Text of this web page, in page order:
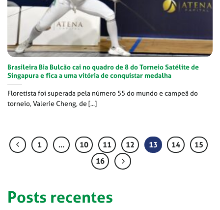
Brasileira Bia Bulcão cai no quadro de 8 do Torneio Satélite de
Singapura e fica a uma vitória de conquistar medalha
Floretista foi superada pela número 55 do mundo e campeã do
torneio, Valerie Cheng, de [...]
1 … 10 11 12 13 14
15
16
Posts recentes